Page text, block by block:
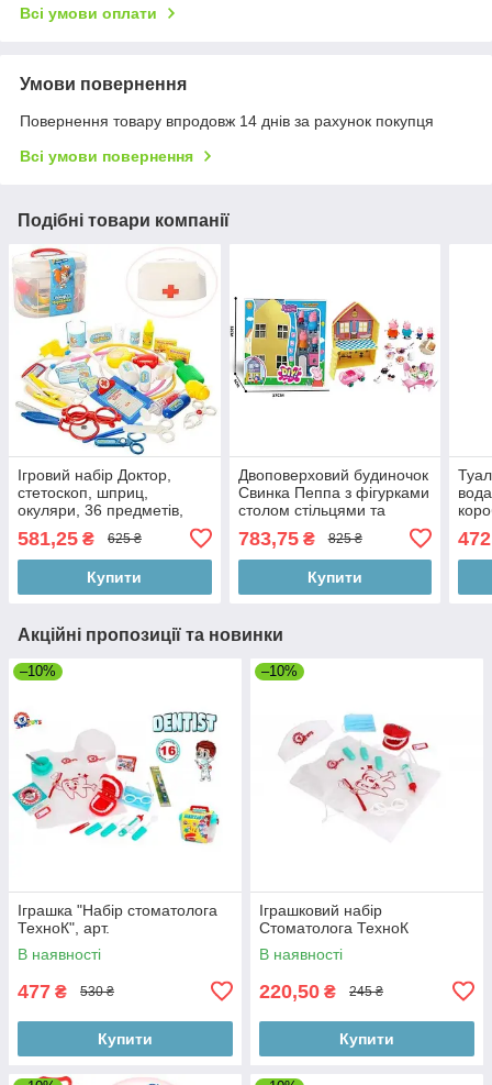
Всі умови оплати
Умови повернення
Повернення товару впродовж 14 днів за рахунок покупця
Всі умови повернення
Подібні товари компанії
Ігровий набір Доктор,
стетоскоп, шприц,
окуляри, 36 предметів,
581,25 ₴ 625 ₴
Купити
Двоповерховий будиночок
Свинка Пеппа з фігурками
столом стільцями та
783,75₴ 825 ₴
Купити
Акційні пропозиції та новинки
–10%
Іграшка "Набір стоматолога
ТехноК", арт.
В наявності
477 ₴ 530 ₴
Купити
–10%
Іграшковий набір
Стоматолога ТехноК
В наявності
220,50 ₴ 245 ₴
Купити